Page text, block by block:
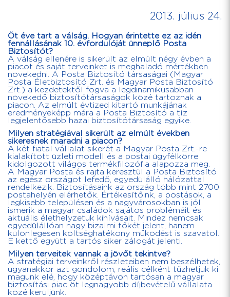
2013. július 24.
Öt éve tart a válság. Hogyan érintette ez az idén
fennállásának 10. évfordulóját ünneplő Posta
Biztosítót?
A válság ellenére is sikerült az elmúlt négy évben a
piacot és saját terveinket is meghaladó mértékben
növekedni. A Posta Biztosító társaságai (Magyar
Posta Életbiztosító Zrt. és Magyar Posta Biztosító
Zrt.) a kezdetektől fogva a legdinamikusabban
növekedő biztosítótársaságok közé tartoznak a
piacon. Az elmúlt évtized kitartó munkájának
eredményeképp mára a Posta Biztosító a tíz
legjelentősebb hazai biztosítótársaság egyike.
Milyen stratégiával sikerült az elmúlt években
sikeresnek maradni a piacon?
A két fiatal vállalat sikerét a Magyar Posta Zrt.-re
kialakított üzleti modell és a postai ügyfélkörre
kidolgozott világos termékfilozófia alapozza meg.
A Magyar Posta és rajta keresztül a Posta Biztosító
az egész országot lefedő, egyedülálló hálózattal
rendelkezik. Biztosításaink az ország több mint 2700
postahelyén elérhetők. Értékesítőink, a postások, a
legkisebb településen és a nagyvárosokban is jól
ismerik a magyar családok sajátos problémáit és
aktuális élethelyzetük kihívásait. Mindez nemcsak
egyedülállóan nagy bizalmi tőkét jelent, hanem
különlegesen költséghatékony működést is szavatol.
E kettő együtt a tartós siker zálogát jelenti.
Milyen terveitek vannak a jövőt tekintve?
A stratégiai terveinkről részleteiben nem beszélhetek,
ugyanakkor azt gondolom, reális célként tűzhetjük ki
magunk elé, hogy középtávon tartósan a magyar
biztosítási piac öt legnagyobb díjbevételű vállalata
közé kerüljünk.